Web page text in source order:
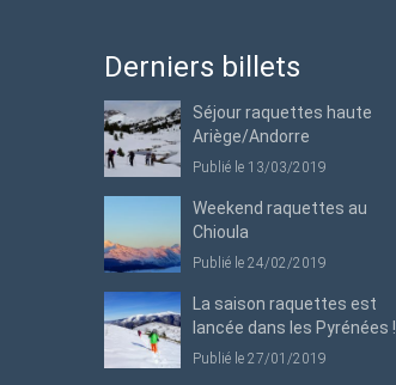
Derniers billets
Séjour raquettes haute
Ariège/Andorre
Publié le 13/03/2019
Weekend raquettes au
Chioula
Publié le 24/02/2019
La saison raquettes est
lancée dans les Pyrénées !
Publié le 27/01/2019